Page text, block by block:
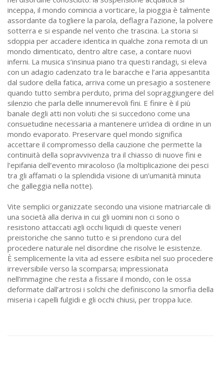
inceppa, il mondo comincia a vorticare, la pioggia è talmente
assordante da togliere la parola, deflagra l’azione, la polvere
sotterra e si espande nel vento che trascina. La storia si
sdoppia per accadere identica in qualche zona remota di un
mondo dimenticato, dentro altre case, a contare nuovi
inferni. La musica s’insinua piano tra questi randagi, si eleva
con un adagio cadenzato tra le baracche e l’aria appesantita
dal sudore della fatica, arriva come un presagio a sostenere
quando tutto sembra perduto, prima del sopraggiungere del
silenzio che parla delle innumerevoli fini. E finire è il più
banale degli atti non voluti che si succedono come una
consuetudine necessaria a mantenere un’idea di ordine in un
mondo evaporato. Preservare quel mondo significa
accettare il compromesso della cauzione che permette la
continuità della sopravvivenza tra il chiasso di nuove fini e
l’epifania dell’evento miracoloso (la moltiplicazione dei pesci
tra gli affamati o la splendida visione di un’umanità minuta
che galleggia nella notte).
Vite semplici organizzate secondo una visione matriarcale di
una società alla deriva in cui gli uomini non ci sono o
resistono attaccati agli occhi liquidi di queste veneri
preistoriche che sanno tutto e si prendono cura del
procedere naturale nel disordine che risolve le esistenze.
È semplicemente la vita ad essere esibita nel suo procedere
irreversibile verso la scomparsa; impressionata
nell’immagine che resta a fissare il mondo, con le ossa
deformate dall’artrosi i solchi che definiscono la smorfia della
miseria i capelli fulgidi e gli occhi chiusi, per troppa luce.